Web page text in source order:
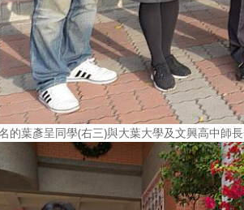
的葉彥呈同學(右三)與大葉大學及文興高中師